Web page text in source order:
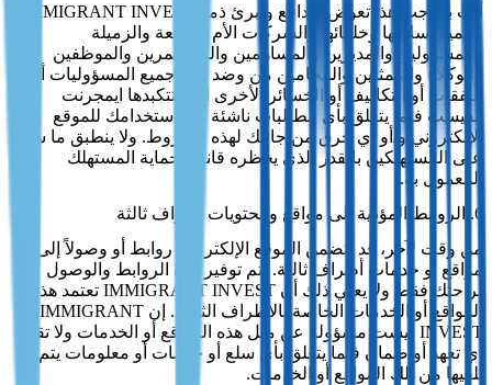
أنت بموجب هذا تعوض وتدافع وتبرئ ذمة IMMIGRANT INVEST
وجميع أسلافها وخلفائها والشركات الأم والتابعة والزميلة
والمسؤولين والمديرين والمساهمين والمستثمرين والموظفين
والوكلاء والممثلين والمحامين من وضد أي وجميع المسؤوليات أو
النفقات أو التكاليف أو الخسائر الأخرى التي تتكبدها ايمجرنت
انفيست فيما يتعلق بأي مطالبات ناشئة عن استخدامك للموقع
الإلكتروني و/أو أي خرق من جانبك لهذه الشروط. ولا ينطبق ما سبق
على المستهلكين بالقدر الذي يحظره قانون حماية المستهلك
المعمول به.
6. الروابط المؤدية إلى مواقع ومحتويات أطراف ثالثة
من وقت لآخر، قد يتضمن الموقع الإلكتروني روابط أو وصولاً إلى
مواقع أو خدمات أطراف ثالثة. يتم توفير هذه الروابط والوصول
لراحتك فقط ولا يعني ذلك أن IMMIGRANT INVEST تعتمد هذه
المواقع أو الخدمات الخاصة بالأطراف الثالثة. إن IMMIGRANT
INVEST ليست مسؤولة عن مثل هذه المواقع أو الخدمات ولا تقدم
أي تعهد أو ضمان فيما يتعلق بأي سلع أو خدمات أو معلومات يتم
تلقيها من تلك المواقع أو الخدمات.